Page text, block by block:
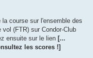
course sur l'ensemble des
(FTR) sur Condor-Club
ensuite sur le lien [...
les scores !]